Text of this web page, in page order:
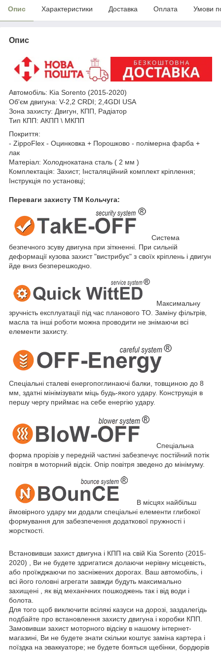
Опис Характеристики Доставка Оплата Умови
Опис
Автомобіль: Kia Sorento (2015-2020)
Об'єм двигуна: V-2,2 CRDI; 2,4GDI USA
Зона захисту: Двигун, КПП , Радіатор
Тип КПП: АКПП \ МКПП
Покриття:
- ZippoFlex - Оцинковка + Порошково - полімерна фарба +
лак
Матеріал: Холоднокатана сталь ( 2 мм )
Комплектація: Захист; Інсталяційний комплект кріплення;
Інструкція по установці;
Переваги захисту ТМ Кольчуга:
Система
безпечного зсуву двигуна при зіткненні. При сильній
деформації кузова захист "вистрибує" з своїх кріплень і двигун
йде вниз безперешкодно.
Максимальну
зручність експлуатації під час планового ТО. Заміну фільтрів,
масла та інші роботи можна проводити не знімаючи всі
елементи захисту.
Спеціальні сталеві енергопоглинаючі балки, товщиною до 8
мм, здатні мінімізувати міць будь-якого удару. Конструкція в
першу чергу приймає на себе енергію удару.
Спеціальна
форма прорізів у передній частині забезпечує постійний потік
повітря в моторний відсік. Опір повітря зведено до мінімуму.
В місцях найбільш
ймовірного удару ми додали спеціальні елементи глибокої
формування для забезпечення додаткової пружності і
жорсткості.
Встановивши захист двигуна і КПП на свій Kia Sorento (2015-
2020) , Ви не будете здригатися долаючи нерівну місцевість,
або проїжджаючи по засніжених дорогах. Ваш автомобіль, і
всі його головні агрегати завжди будуть максимально
захищені , як від механічних пошкоджень так і від води і
болота.
Для того щоб виключити всілякі казуси на дорозі, заздалегідь
подбайте про встановлення захисту двигуна і коробки КПП.
Замовивши захист моторного відсіку в нашому інтернет-
магазині, Ви не будете знати скільки коштує заміна картера і
поїздка на эваккуаторе; не будете бояться щебінки, бордюрів